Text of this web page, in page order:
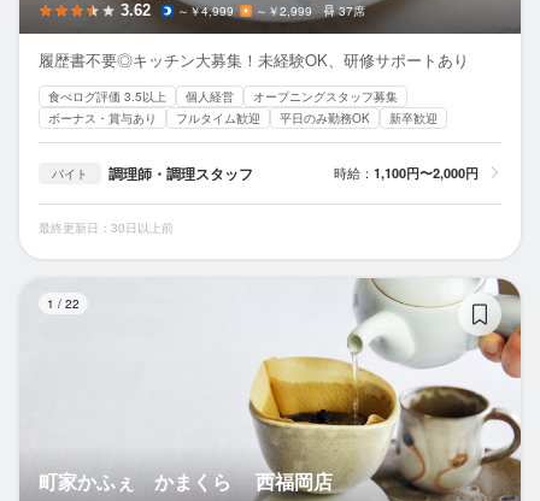
3.62 ～￥4,999 ～￥2,999 37席
履歴書不要◎キッチン大募集！未経験OK、研修サポートあり
食べログ評価 3.5以上 個人経営
オープニングスタッフ募集
ボーナス・賞与あり
フルタイム歓迎 平日のみ勤務OK 新卒歓迎
バイト 調理師・調理スタッフ 時給： 1,100円〜2,000円
最終更新日：30日以上前
1 / 22
町家かふぇ かまくら 西福岡店